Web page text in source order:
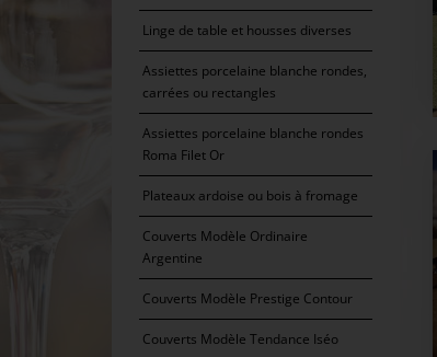
Linge de table et housses diverses
Assiettes porcelaine blanche rondes,
carrées ou rectangles
Assiettes porcelaine blanche rondes
Roma Filet Or
Plateaux ardoise ou bois à fromage
Couverts Modèle Ordinaire
Argentine
Couverts Modèle Prestige Contour
Couverts Modèle Tendance Iséo